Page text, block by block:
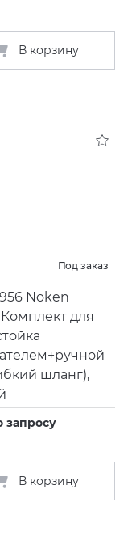
В корзину
Под заказ
Noken
для
шланг),
запросу
В корзину